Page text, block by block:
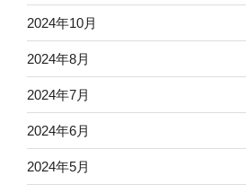
2024年10月
2024年8月
2024年7月
2024年6月
2024年5月